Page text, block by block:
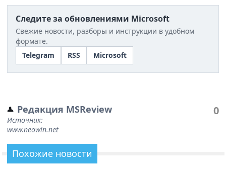
Следите за обновлениями Microsoft
Свежие новости, разборы и инструкции в удобном
формате.
Telegram
RSS Microsoft
Редакция MSReview
Источник:
www.neowin.net
0
Похожие новости